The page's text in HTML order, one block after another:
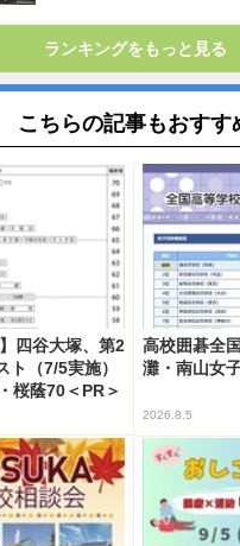
ランキングをもっと見る
こちらの記事もおすす
四谷大塚、第2
ト（7/5実施）
桜蔭70＜PR＞
高校囲碁全
灘・南山女
2026.8.5